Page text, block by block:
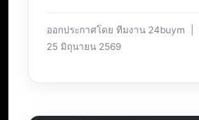
ออกประกาศโดย ทีมงาน 24buym |
25 มิถุนายน 2569